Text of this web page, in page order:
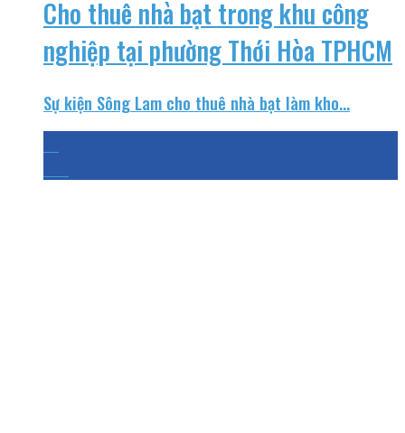
Cho thuê nhà bạt trong khu công
nghiệp tại phường Thới Hòa TPHCM
Sự kiện Sông Lam cho thuê nhà bạt làm kho...